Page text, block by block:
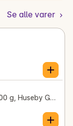
Se alle varer
Gulrot, kålrot og rødbete, 400 g, Huseby Gaard